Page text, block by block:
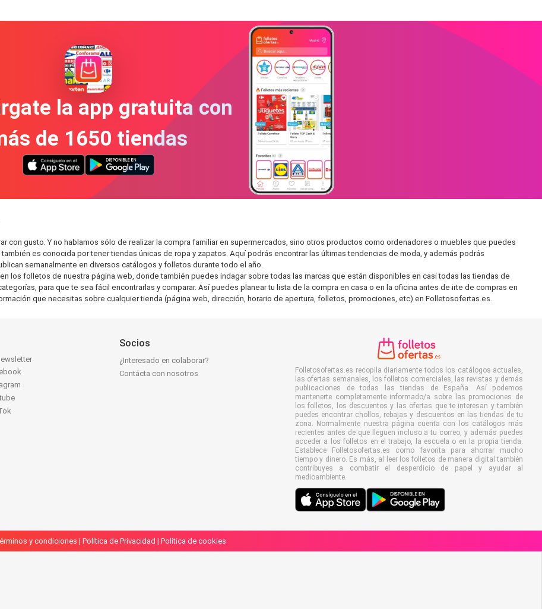
la app gratuita con
de 1650 tiendas
con gusto. Y no hablamos sólo de realizar la compra familiar en supermercados, sino otros productos como ordenadores o muebles que puedes
es conocida por tener tiendas únicas de ropa y zapatos. Aquí podrás encontrar las últimas tendencias de moda, y además podrás
semanalmente en diversos catálogos y folletos durante todo el año.
los folletos de nuestra página web, donde también puedes indagar sobre todas las marcas que están disponibles en casi todas las tiendas de
para que te sea fácil encontrarlas y comparar. Así puedes planear tu lista de la compra en casa o en la oficina antes de irte de compras en
que necesitas sobre cualquier tienda (página web, dirección, horario de apertura, folletos, promociones, etc) en Folletosofertas.es.
Socios
¿Interesado en colaborar?
Contácta con nosotros
Folletosofertas.es recopila diariamente todos los catálogos actuales,
las ofertas semanales, los folletos comerciales, las revistas y demás
publicaciones de todas las tiendas de España. Así podemos
mantenerte completamente informado/a sobre las promociones de
los folletos, los descuentos y las ofertas que te interesan y también
puedes encontrar chollos, rebajas y descuentos en las tiendas de tu
zona. Normalmente nuestra página cuenta con los catálogos más
recientes antes de que lleguen incluso a tu correo, y además puedes
acceder a los folletos en el trabajo, la escuela o en la propia tienda.
Establece Folletosofertas.es como favorita para ahorrar mucho
tiempo y dinero. Es más, al leer los folletos de manera digital también
contribuyes a combatir el desperdicio de papel y ayudar al
medioambiente.
y condiciones | Política de Privacidad | Política de cookies